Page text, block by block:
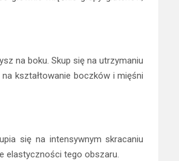
na boku. Skup się na utrzymaniu
kształtowanie boczków i mięśni
się na intensywnym skracaniu
elastyczności tego obszaru.